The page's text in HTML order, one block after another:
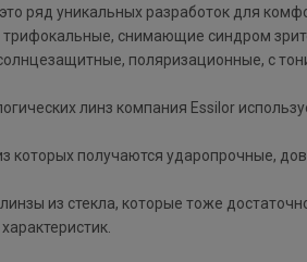
ряд уникальных разработок для
снимающие синдром
поляризационные, с
линз компания Essilor
которых получаются ударопрочные,
из стекла, которые тоже